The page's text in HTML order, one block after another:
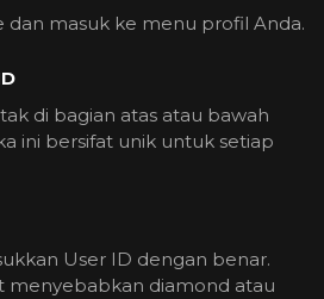
dan masuk ke menu profil Anda.
di bagian atas atau bawah
ini bersifat unik untuk setiap
User ID dengan benar.
menyebabkan diamond atau